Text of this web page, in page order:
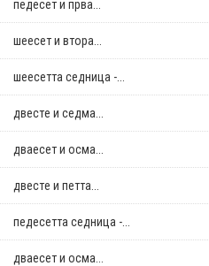
педесет и прва...
шеесет и втора...
шеесетта седница -...
двестe и седма...
дваесет и осма...
двестe и петта...
педесетта седница -...
дваесет и осма...